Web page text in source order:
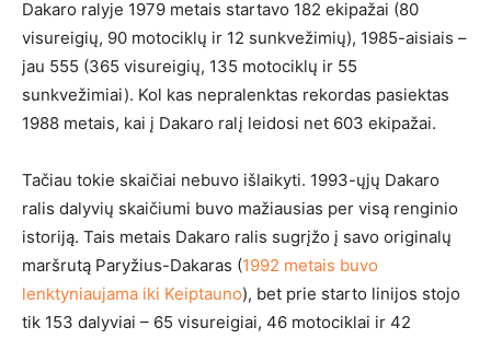
Dakaro ralyje 1979 metais startavo 182 ekipažai (80
visureigių, 90 motociklų ir 12 sunkvežimių), 1985-aisiais –
jau 555 (365 visureigių, 135 motociklų ir 55
sunkvežimiai). Kol kas nepralenktas rekordas pasiektas
1988 metais, kai į Dakaro ralį leidosi net 603 ekipažai.
Tačiau tokie skaičiai nebuvo išlaikyti. 1993-ųjų Dakaro
ralis dalyvių skaičiumi buvo mažiausias per visą renginio
istoriją. Tais metais Dakaro ralis sugrįžo į savo originalų
maršrutą Paryžius-Dakaras (1992 metais buvo
lenktyniaujama iki Keiptauno), bet prie starto linijos stojo
tik 153 dalyviai – 65 visureigiai, 46 motociklai ir 42